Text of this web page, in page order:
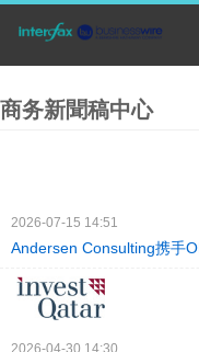
商务新聞稿中心
2026-07-15 14:51
Andersen Consulting携手